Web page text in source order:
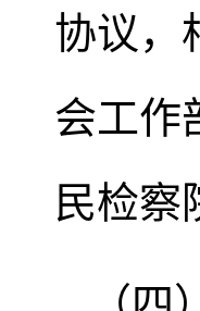
协议，
会工作
民检察